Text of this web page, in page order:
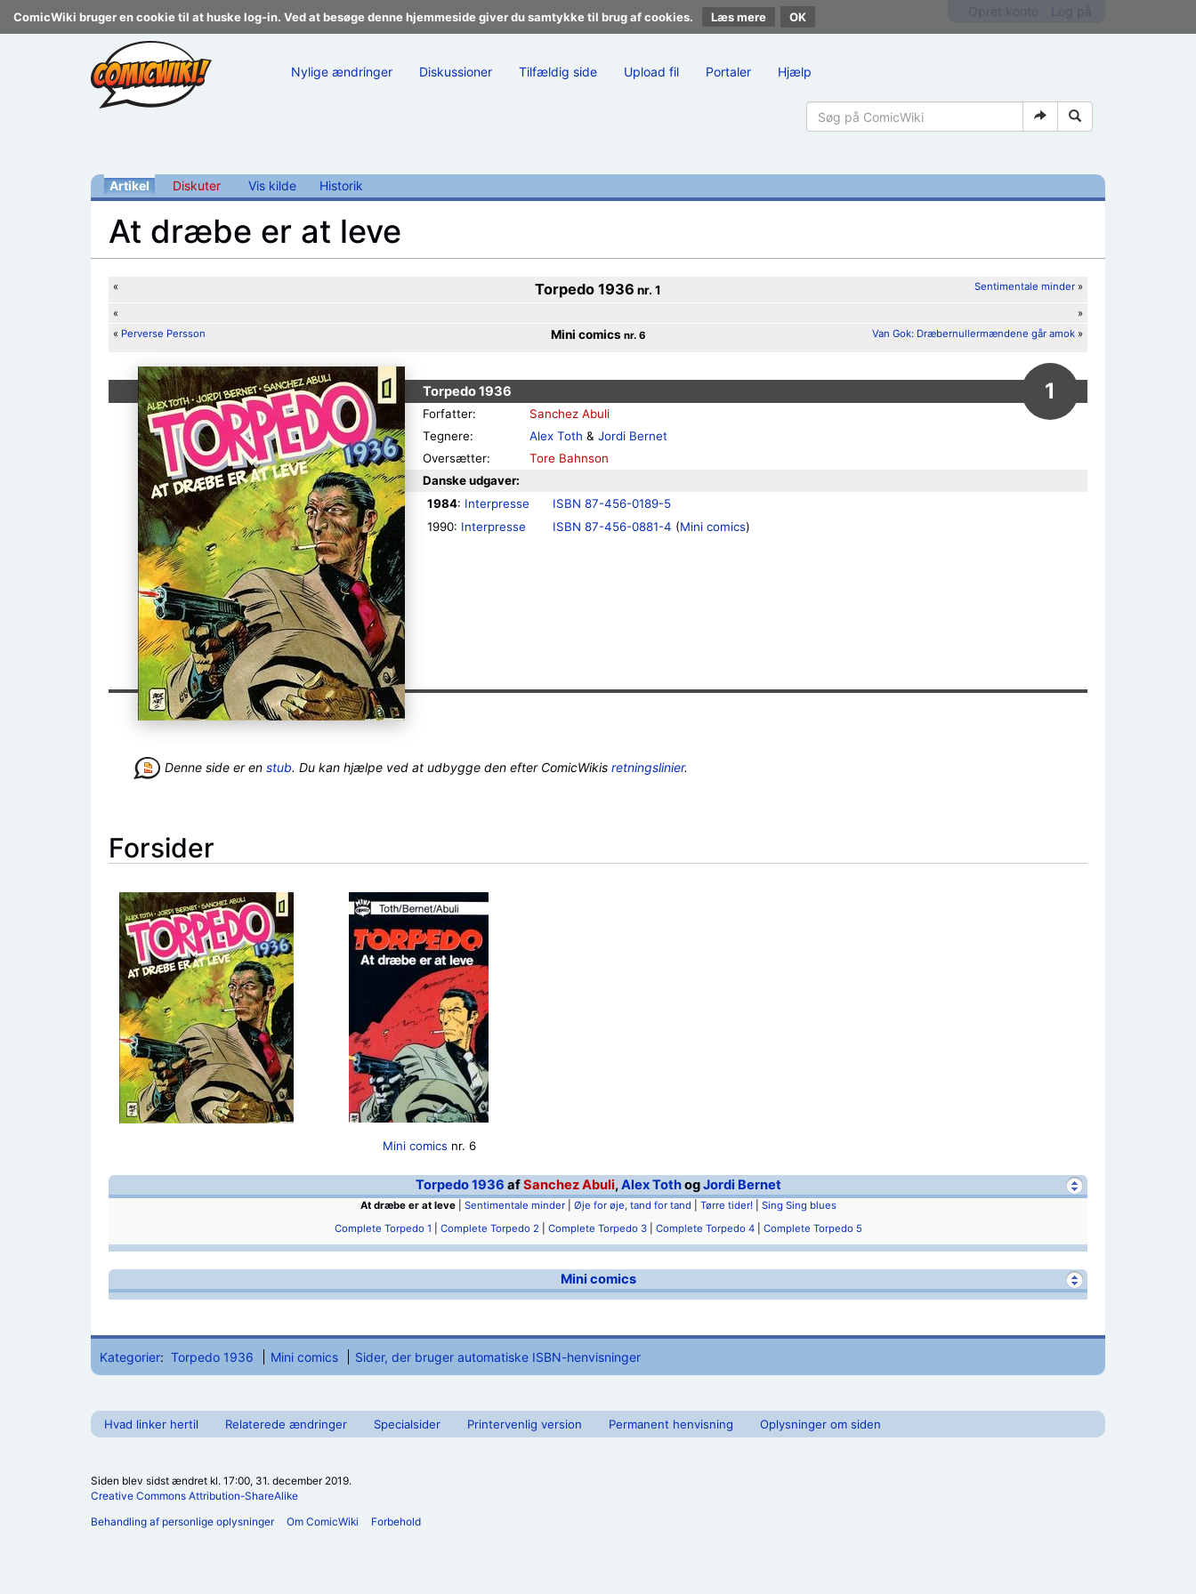
ComicWiki bruger en cookie til at huske log-in. Ved at besøge denne hjemmeside giver du samtykke til brug af cookies. Læs mere
Nylige ændringer Diskussioner Tilfældig side Upload fil Portaler Hjælp
Artikel Diskuter Vis kilde Historik
At dræbe er at leve
« Torpedo 1936 nr. 1 Sentimentale minder »
«
»
« Perverse Persson Mini comics nr. 6 Van Gok: Dræbernullermændene går amok »
Torpedo 1936 1
Forfatter:
Sanchez Abuli
Tegnere:
Alex Toth & Jordi Bernet
Oversætter:
Tore Bahnson
Danske udgaver:
1984: Interpresse
1990: Interpresse
ISBN 87-456-0189-5
ISBN 87-456-0881-4 (Mini comics)
Denne side er en stub. Du kan hjælpe ved at udbygge den efter ComicWikis retningslinier.
Forsider
Mini comics nr. 6
Torpedo 1936 afSanchez Abuli,Alex TothogJordi Bernet
At dræbe er at leve| Sentimentale minder| Øje for øje, tand for tand Tørre tider!| Sing Sing blues
Complete Torpedo 1
Complete Torpedo 2 Complete Torpedo 3| Complete Torpedo 4| Complete Torpedo 5
Mini comics
Kategorier: Torpedo 1936 Mini comics Sider, der bruger automatiske ISBN-henvisninger
Hvad linker hertil Relaterede ændringer Specialsider Printervenlig version Permanent henvisning Oplysninger om siden
Siden blev sidst ændret kl. 17:00, 31. december 2019.
Creative Commons Attribution-ShareAlike
Behandling af personlige oplysninger
Om ComicWiki Forbehold